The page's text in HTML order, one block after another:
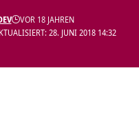
28. JUNI 2018 14:32
VOR 18 JAHREN